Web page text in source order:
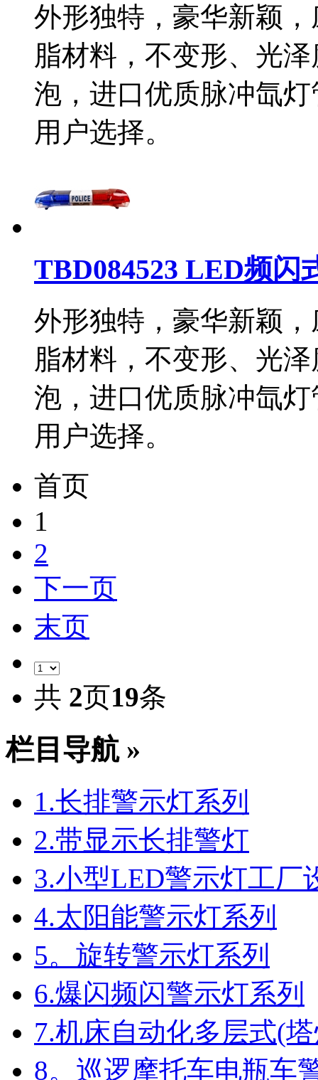
外形独特，豪华新颖
脂材料，不变形、光
泡，进口优质脉冲氙
用户选择。
TBD084523 LED频闪
外形独特，豪华新颖
脂材料，不变形、光
泡，进口优质脉冲氙
用户选择。
首页
1
2
下一页
末页
共 2页19条
栏目导航 »
1.长排警示灯系列
2.带显示长排警灯
3.小型LED警示灯工厂
4.太阳能警示灯系列
5。旋转警示灯系列
6.爆闪频闪警示灯系列
7.机床自动化多层式(
8。巡逻摩托车电瓶车